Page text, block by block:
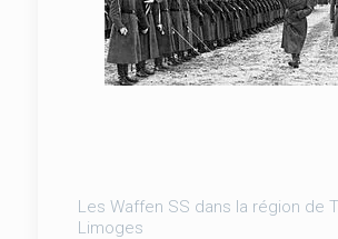
Les Waffen SS dans la région de
Limoges